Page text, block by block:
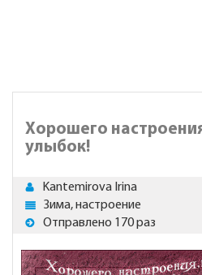
Хорошего
улыбок!
Kantemirova Irina
Зима, настроение
Отправлено 170 раз